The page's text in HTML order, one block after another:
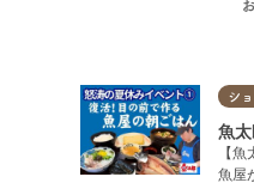
シ
魚
【
魚屋